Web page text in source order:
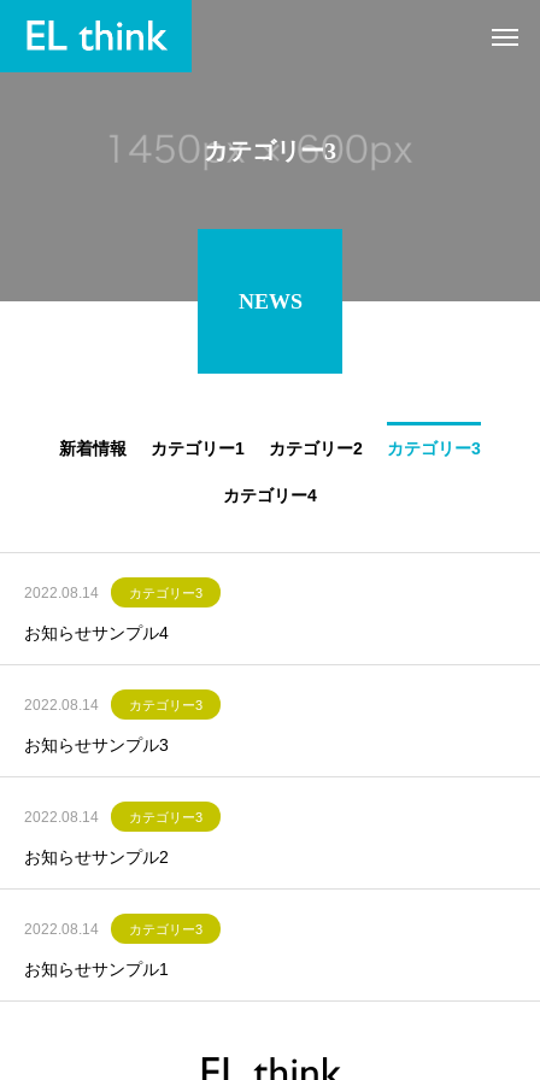
カテゴリー3
NEWS
新着情報 カテゴリー1 カテゴリー2 カテゴリー3
カテゴリー4
2022.08.14 カテゴリー3
お知らせサンプル4
2022.08.14 カテゴリー3
お知らせサンプル3
2022.08.14 カテゴリー3
お知らせサンプル2
2022.08.14 カテゴリー3
お知らせサンプル1